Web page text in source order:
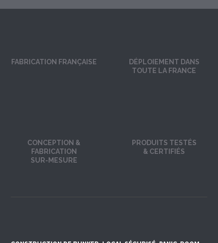
FABRICATION FRANÇAISE
DÉPLOIEMENT DANS
TOUTE LA FRANCE
CONCEPTION &
FABRICATION
SUR-MESURE
PRODUITS TESTÉS
& CERTIFIÉS